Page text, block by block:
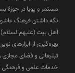
مستمر و پویا در
اهل بیت
بهره‌گیری از ابزارهای
تبلیغاتی و فضای
خدمات علمی و فرهنگی